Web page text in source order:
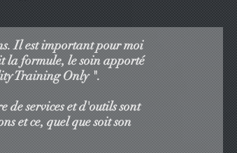
Il est important pour moi
la formule, le soin apporté
Training Only ".
de services et d'outils sont
et ce, quel que soit son